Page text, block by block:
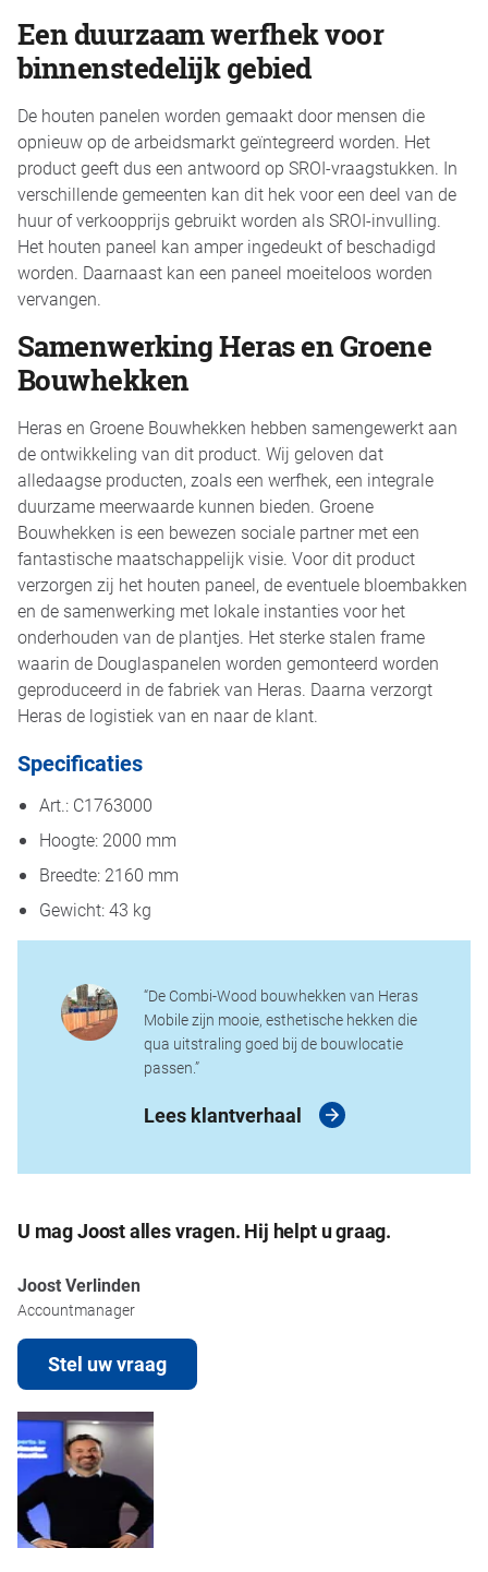
Een duurzaam werfhek voor
binnenstedelijk gebied
De houten panelen worden gemaakt door mensen die
opnieuw op de arbeidsmarkt geïntegreerd worden. Het
product geeft dus een antwoord op SROI-vraagstukken. In
verschillende gemeenten kan dit hek voor een deel van de
huur of verkoopprijs gebruikt worden als SROI-invulling.
Het houten paneel kan amper ingedeukt of beschadigd
worden. Daarnaast kan een paneel moeiteloos worden
vervangen.
Samenwerking Heras en Groene
Bouwhekken
Heras en Groene Bouwhekken hebben samengewerkt aan
de ontwikkeling van dit product. Wij geloven dat
alledaagse producten, zoals een werfhek, een integrale
duurzame meerwaarde kunnen bieden. Groene
Bouwhekken is een bewezen sociale partner met een
fantastische maatschappelijk visie. Voor dit product
verzorgen zij het houten paneel, de eventuele bloembakken
en de samenwerking met lokale instanties voor het
onderhouden van de plantjes. Het sterke stalen frame
waarin de Douglaspanelen worden gemonteerd worden
geproduceerd in de fabriek van Heras. Daarna verzorgt
Heras de logistiek van en naar de klant.
Specificaties
Art.: C1763000
Hoogte: 2000 mm
Breedte: 2160 mm
Gewicht: 43 kg
“De Combi-Wood bouwhekken van Heras
Mobile zijn mooie, esthetische hekken die
qua uitstraling goed bij de bouwlocatie
passen.”
Lees klantverhaal
U mag Joost alles vragen. Hij helpt u graag.
Joost Verlinden
Accountmanager
Stel uw vraag